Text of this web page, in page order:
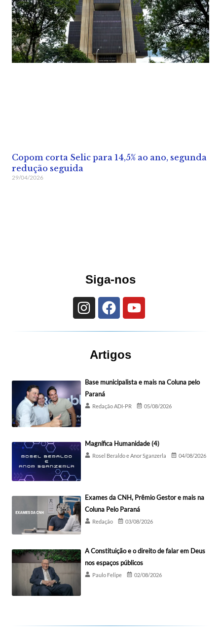
Copom corta Selic para 14,5% ao ano, segunda
redução seguida
29/04/2026
Siga-nos
Artigos
Base municipalista e mais na Coluna pelo
Paraná
Redação ADI-PR 05/08/2026
Magnífica Humanidade (4)
Rosel Beraldo e Anor Sganzerla 04/08/2026
Exames da CNH, Prêmio Gestor e mais na
Coluna Pelo Paraná
Redação 03/08/2026
A Constituição e o direito de falar em Deus
nos espaços públicos
Paulo Felipe 02/08/2026